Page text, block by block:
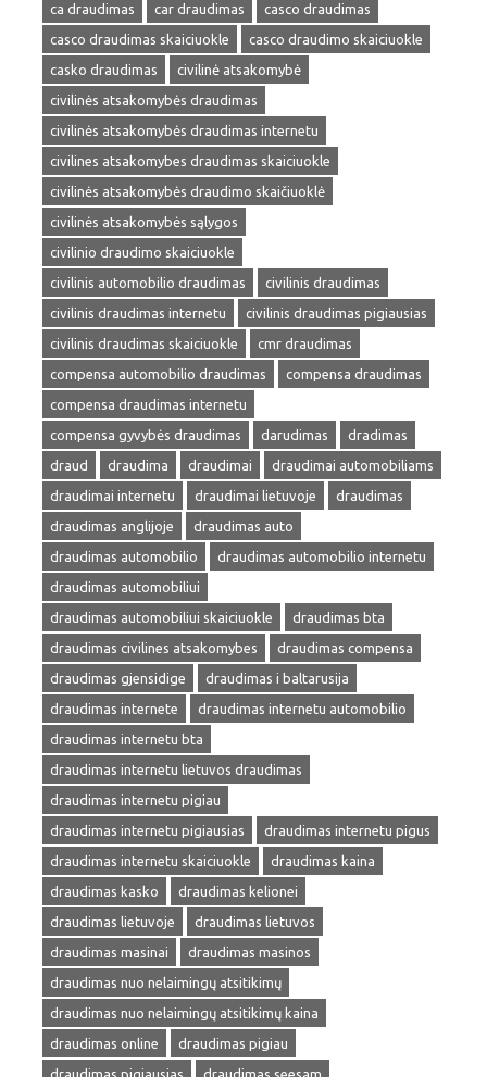
ca draudimas
car draudimas
casco draudimas
casco draudimas skaiciuokle
casco draudimo skaiciuokle
casko draudimas
civilinė atsakomybė
civilinės atsakomybės draudimas
civilinės atsakomybės draudimas internetu
civilines atsakomybes draudimas skaiciuokle
civilinės atsakomybės draudimo skaičiuoklė
civilinės atsakomybės sąlygos
civilinio draudimo skaiciuokle
civilinis automobilio draudimas
civilinis draudimas
civilinis draudimas internetu
civilinis draudimas pigiausias
civilinis draudimas skaiciuokle
cmr draudimas
compensa automobilio draudimas
compensa draudimas
compensa draudimas internetu
compensa gyvybės draudimas
darudimas
dradimas
draud
draudima draudimai
draudimai automobiliams
draudimai internetu
draudimai lietuvoje
draudimas
draudimas anglijoje
draudimas auto
draudimas automobilio
draudimas automobilio internetu
draudimas automobiliui
draudimas automobiliui skaiciuokle
draudimas bta
draudimas civilines atsakomybes
draudimas compensa
draudimas gjensidige
draudimas i baltarusija
draudimas internete
draudimas internetu automobilio
draudimas internetu bta
draudimas internetu lietuvos draudimas
draudimas internetu pigiau
draudimas internetu pigiausias
draudimas internetu pigus
draudimas internetu skaiciuokle
draudimas kaina
draudimas kasko
draudimas kelionei
draudimas lietuvoje
draudimas lietuvos
draudimas masinai
draudimas masinos
draudimas nuo nelaimingų atsitikimų
draudimas nuo nelaimingų atsitikimų kaina
draudimas online
draudimas pigiau
draudimas pigiausias
draudimas seesam